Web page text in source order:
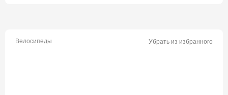
Велосипеды Убрать из избранного